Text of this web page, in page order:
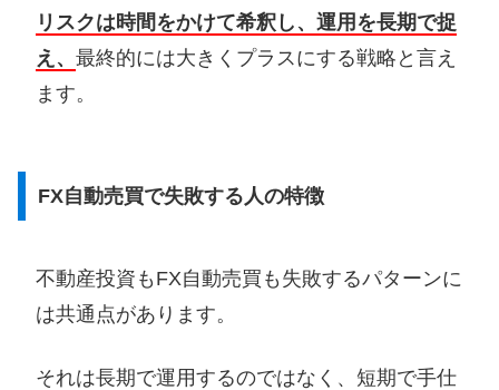
リスクは時間をかけて希釈し、運用を長期で捉
え、 最終的には大きくプラスにする戦略と言え
ます。
FX自動売買で失敗する人の特徴
不動産投資もFX自動売買も失敗するパターンに
は共通点があります。
それは長期で運用するのではなく、短期で手仕